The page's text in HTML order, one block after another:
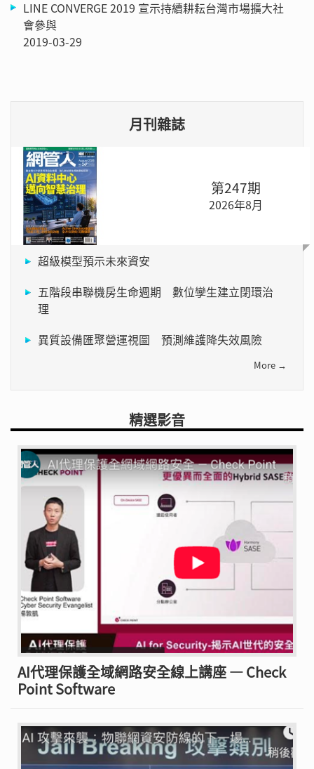
LINE CONVERGE 2019 宣示持續耕耘台灣市場擴大社
會參與
2019-03-29
月刊雜誌
第247期
2026年8月
超級模型預示未來資安
五階段串聯機房生命週期 數位孿生建立閉環治
理
異質設備匯聚營運視圖 預測維護降失效風險
More →
精選影音
AI代理保護全域網路安全線上講座 — Check
Point Software